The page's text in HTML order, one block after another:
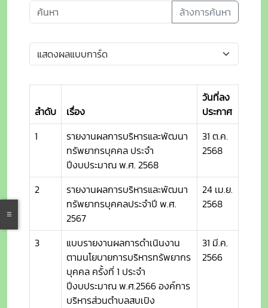
ล้างการค้นหา
ลำดับ เรื่อง
วันที่ลง
ประกาศ
1
รายงานผลการบริหารและพัฒนา
ทรัพยากรบุคคล ประจำ
ปีงบประมาณ พ.ศ. 2568
31 ต.ค.
2568
2
รายงานผลการบริหารและพัฒนา
ทรัพยากรบุคคลประจำปี พ.ศ.
2567
24 เม.ย.
2568
3
แบบรายงานผลการดำเนินงาน
ตามนโยบายการบริหารทรัพยากร
บุคคล ครั้งที่ 1 ประจำ
ปีงบประมาณ พ.ศ.2566 องค์การ
บริหารส่วนตำบลสบเปิง
31 มี.ค.
2566